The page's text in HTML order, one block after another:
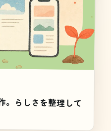
。らしさを整理して